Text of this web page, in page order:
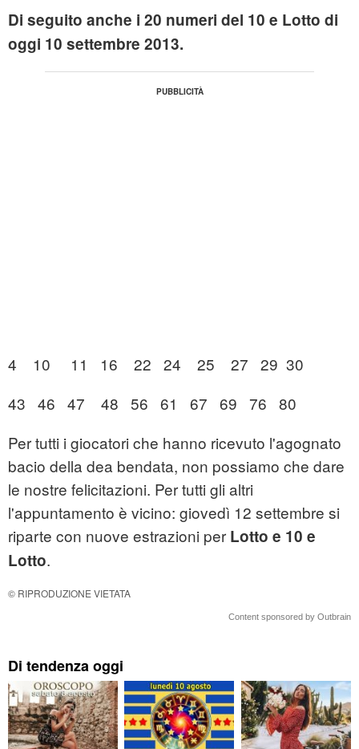
Di seguito anche i 20 numeri del 10 e Lotto di
oggi 10 settembre 2013.
4 10 11 16 22 24 25 27 29 30
43 46 47 48 56 61 67 69 76 80
Per tutti i giocatori che hanno ricevuto l'agognato
bacio della dea bendata, non possiamo che dare
le nostre felicitazioni. Per tutti gli altri
l'appuntamento è vicino: giovedì 12 settembre si
riparte con nuove estrazioni per Lotto e 10 e
Lotto.
© RIPRODUZIONE VIETATA
Content sponsored by Outbrain
Di tendenza oggi